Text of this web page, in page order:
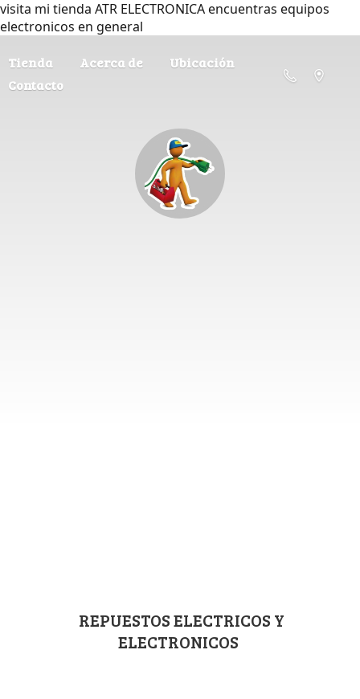
visita mi tienda ATR ELECTRONICA encuentras equipos
electronicos en general
Tienda Acerca de
Ubicación
Contacto
REPUESTOS ELECTRICOS Y
ELECTRONICOS